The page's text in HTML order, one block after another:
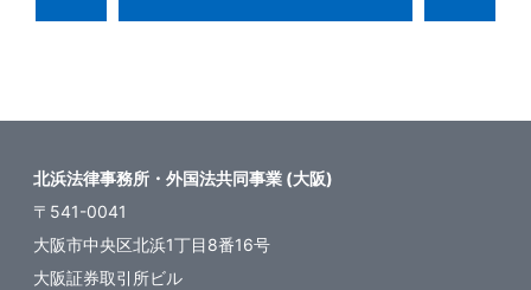
北浜法律事務所・外国法共同事業 (大阪)
〒541-0041
大阪市中央区北浜1丁目8番16号
大阪証券取引所ビル